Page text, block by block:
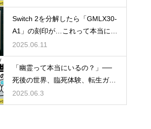
Switch 2を分解したら「GMLX30-
A1」の刻印が…これって本当にT
egraなの？
2025.06.11
「幽霊って本当にいるの？」──
死後の世界、臨死体験、転生ガチ
ャ説まで真相に迫る雑談考察
2025.06.3